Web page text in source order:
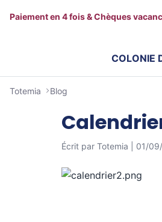
Paiement en 4 fois & Chèques
COLONIE
Totemia Blog
Écrit par Totemia | 01/